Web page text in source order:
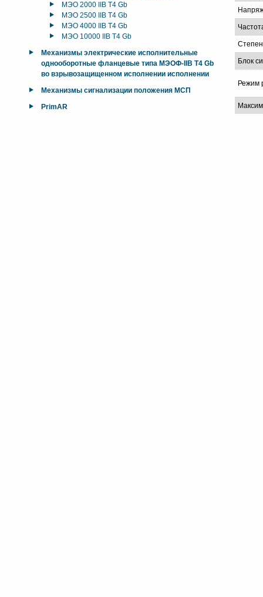
МЭО 2000 IIB T4 Gb
МЭО 2500 IIB T4 Gb
МЭО 4000 IIB T4 Gb
МЭО 10000 IIB T4 Gb
Механизмы электрические исполнительные
однооборотные фланцевые типа МЭОФ-IIB T4 Gb
во взрывозащищенном исполнении исполнении
Механизмы сигнализации положения МСП
PrimAR
Блок
Режим